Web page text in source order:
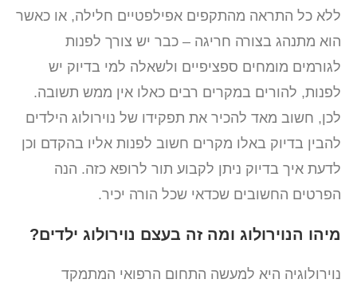
ללא כל התראה מהתקפים אפילפטיים חלילה, או כאשר
הוא מתנהג בצורה חריגה – כבר יש צורך לפנות
לגורמים מומחים ספציפיים ולשאלה למי בדיוק יש
לפנות, להורים במקרים רבים כאלו אין ממש תשובה.
לכן, חשוב מאד להכיר את תפקידו של נוירולוג הילדים
להבין בדיוק באלו מקרים חשוב לפנות אליו בהקדם וכן
לדעת איך בדיוק ניתן לקבוע תור לרופא כזה. הנה
הפרטים החשובים שכדאי שכל הורה יכיר.
מיהו הנוירולוג ומה זה בעצם נוירולוג ילדים?
נוירולוגיה היא למעשה התחום הרפואי המתמקד